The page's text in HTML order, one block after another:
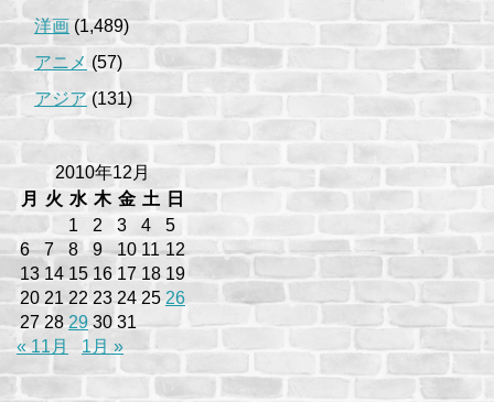
洋画 (1,489)
アニメ (57)
アジア (131)
2010年12月
月
火 水 木 金 土
日
1
2 3 4
5
6
7 8 9 10 11 12
13 14 15 16 17 18 19
20 21 22 23 24 25 26
27 28 29 30 31
« 11月
1月 »